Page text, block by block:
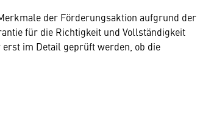
der Förderungsaktion aufgrund der
für die Richtigkeit und Vollständigkeit
im Detail geprüft werden, ob die